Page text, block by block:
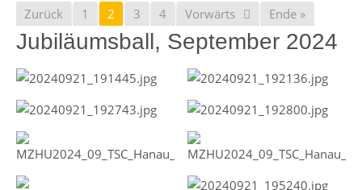
Zurück 1 2 3 4 Vorwärts Ende »
Jubiläumsball, September 2024